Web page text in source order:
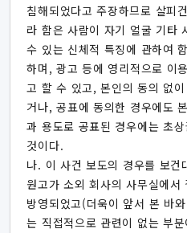
침해되었다고 주장하므로 살피
라 함은 사람이 자기 얼굴 기타
수 있는 신체적 특징에 관하여
하며, 광고 등에 영리적으로 이
고 할 수 있고, 본인의 동의 없
거나, 공표에 동의한 경우에도
과 용도로 공표된 경우에는 초
것이다.
나. 이 사건 보도의 경우를 보
원고가 소외 회사의 사무실에
방영되었고(더욱이 앞서 본 바
는 직접적으로 관련이 없는 부